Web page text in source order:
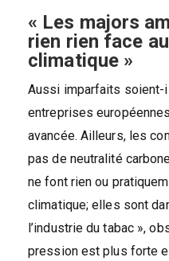
« Les majors
rien rien face
climatique »
Aussi imparfaits soient-
entreprises
avancée. Ailleurs, les
pas de neutralité
ne font rien ou
climatique; elles sont
l’industrie du tabac »,
pression est plus forte